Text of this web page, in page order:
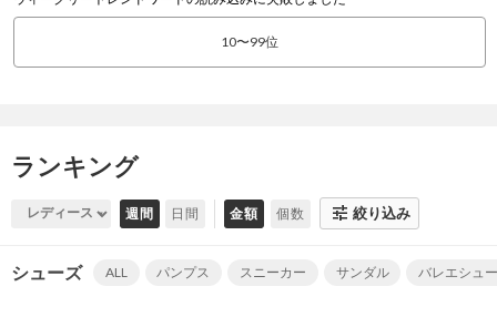
10〜99位
ランキング
週間 日間 金額 個数 tune 絞り込み
シューズ ALL パンプス スニーカー サンダル バレエシュ